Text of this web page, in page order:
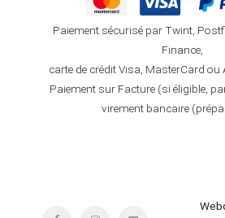
Paiement sécurisé par Twint,
Finance,
carte de crédit Visa, MasterCard ou
Paiement sur Facture (si éligible,
virement bancaire